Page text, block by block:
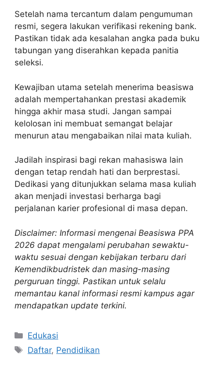
Setelah nama tercantum dalam pengumuman
resmi, segera lakukan verifikasi rekening bank.
Pastikan tidak ada kesalahan angka pada buku
tabungan yang diserahkan kepada panitia
seleksi.
Kewajiban utama setelah menerima beasiswa
adalah mempertahankan prestasi akademik
hingga akhir masa studi. Jangan sampai
kelolosan ini membuat semangat belajar
menurun atau mengabaikan nilai mata kuliah.
Jadilah inspirasi bagi rekan mahasiswa lain
dengan tetap rendah hati dan berprestasi.
Dedikasi yang ditunjukkan selama masa kuliah
akan menjadi investasi berharga bagi
perjalanan karier profesional di masa depan.
Disclaimer: Informasi mengenai Beasiswa PPA
2026 dapat mengalami perubahan sewaktu-
waktu sesuai dengan kebijakan terbaru dari
Kemendikbudristek dan masing-masing
perguruan tinggi. Pastikan untuk selalu
memantau kanal informasi resmi kampus agar
mendapatkan update terkini.
Kategori
Edukasi
Tag
Daftar, Pendidikan